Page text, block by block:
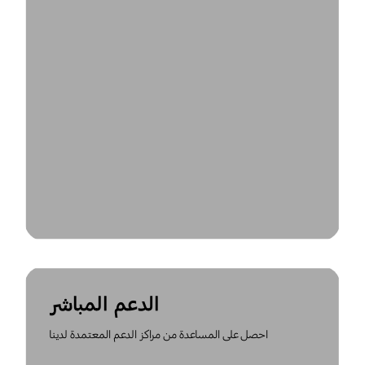
الدعم المباشر
احصل على المساعدة من مراكز الدعم المعتمدة لدينا